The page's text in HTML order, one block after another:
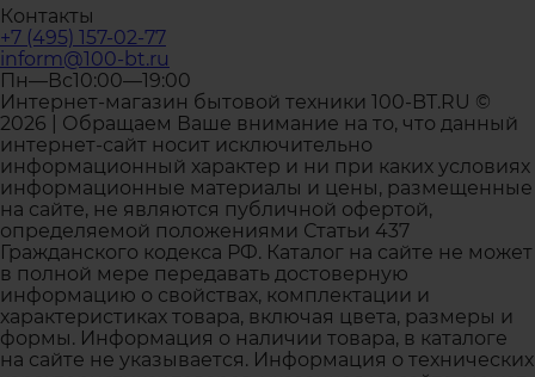
Контакты
+7 (495) 157-02-77
inform@100-bt.ru
Пн—Вс10:00—19:00
Интернет-магазин бытовой техники 100-BT.RU ©
2026 | Обращаем Ваше внимание на то, что данный
интернет-сайт носит исключительно
информационный характер и ни при каких условиях
информационные материалы и цены, размещенные
на сайте, не являются публичной офертой,
определяемой положениями Статьи 437
Гражданского кодекса РФ. Каталог на сайте не может
в полной мере передавать достоверную
информацию о свойствах, комплектации и
характеристиках товара, включая цвета, размеры и
формы. Информация о наличии товара, в каталоге
на сайте не указывается. Информация о технических